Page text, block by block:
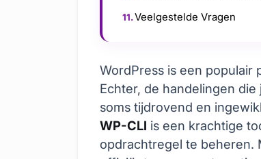
Veelgestelde Vragen
WordPress is een
Echter, de handelingen
soms tijdrovend en
WP-CLI is een krachtige
opdrachtregel te beheren.